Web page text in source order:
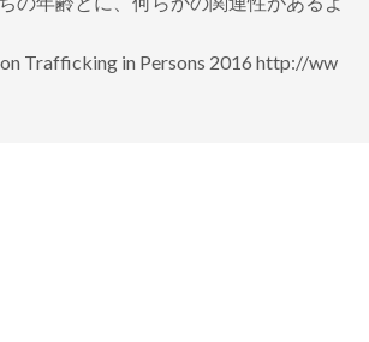
Trafficking in Persons 2016 http://ww